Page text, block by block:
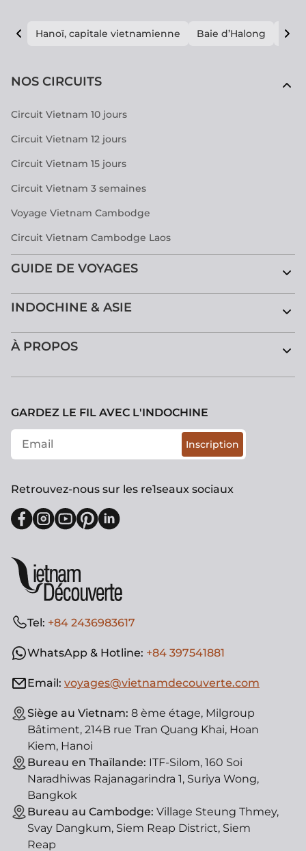
Hanoï, capitale vietnamienne Baie d’Halong E
NOS CIRCUITS
Circuit Vietnam 10 jours
Circuit Vietnam 12 jours
Circuit Vietnam 15 jours
Circuit Vietnam 3 semaines
Voyage Vietnam Cambodge
Circuit Vietnam Cambodge Laos
GUIDE DE VOYAGES
INDOCHINE & ASIE
À PROPOS
Tel: +84 2436983617
WhatsApp & Hotline: +84 397541881
Email: voyages@vietnamdecouverte.com
Siège au Vietnam: 8 ème étage, Milgroup
Bâtiment, 214B rue Tran Quang Khai, Hoan
Kiem, Hanoi
Bureau en Thaïlande: ITF-Silom, 160 Soi
Naradhiwas Rajanagarindra 1, Suriya Wong,
Bangkok
Bureau au Cambodge: Village Steung Thmey,
Svay Dangkum, Siem Reap District, Siem
Reap
GARDEZ LE FIL AVEC L'INDOCHINE
Inscription
Retrouvez-nous sur les re1seaux sociaux